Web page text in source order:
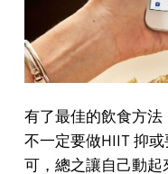
有了最佳的飲食方法
不一定要做HIIT 抑
可，總之讓自己動起